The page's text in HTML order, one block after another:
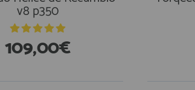
v8 p350
109,00€